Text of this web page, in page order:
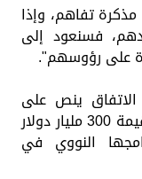
تفاهم، وإذا
فسنعود إلى
على رؤوسهم".
الاتفاق ينص على
إمكانية استفادة طهران من صندوق بقيمة 300 مليار دولار
النووي في